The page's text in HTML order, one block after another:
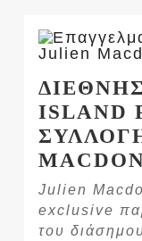
ISLAND
Julien
exclusive
του